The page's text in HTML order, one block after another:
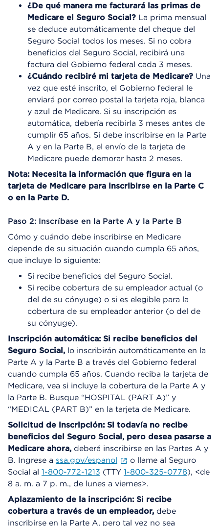
¿De qué manera me facturará las primas de
Medicare el Seguro Social? La prima mensual
se deduce automáticamente del cheque del
Seguro Social todos los meses. Si no cobra
beneficios del Seguro Social, recibirá una
factura del Gobierno federal cada 3 meses.
¿Cuándo recibiré mi tarjeta de Medicare? Una
vez que esté inscrito, el Gobierno federal le
enviará por correo postal la tarjeta roja, blanca
y azul de Medicare. Si su inscripción es
automática, debería recibirla 3 meses antes de
cumplir 65 años. Si debe inscribirse en la Parte
A y en la Parte B, el envío de la tarjeta de
Medicare puede demorar hasta 2 meses.
Nota: Necesita la información que figura en la
tarjeta de Medicare para inscribirse en la Parte C
o en la Parte D.
Paso 2: Inscríbase en la Parte A y la Parte B
Cómo y cuándo debe inscribirse en Medicare
depende de su situación cuando cumpla 65 años,
que incluye lo siguiente:
Si recibe beneficios del Seguro Social.
Si recibe cobertura de su empleador actual (o
del de su cónyuge) o si es elegible para la
cobertura de su empleador anterior (o del de
su cónyuge).
Inscripción automática: Si recibe beneficios del
Seguro Social, lo inscribirán automáticamente en la
Parte A y la Parte B a través del Gobierno federal
cuando cumpla 65 años. Cuando reciba la tarjeta de
Medicare, vea si incluye la cobertura de la Parte A y
la Parte B. Busque “HOSPITAL (PART A)” y
“MEDICAL (PART B)” en la tarjeta de Medicare.
Solicitud de inscripción: Si todavía no recibe
beneficios del Seguro Social, pero desea pasarse a
Medicare ahora, deberá inscribirse en las Partes A y
B. Ingrese a ssa.gov/espanol
o llame al Seguro
Social al 1-800-772-1213 (TTY 1-800-325-0778), <de
8 a. m. a 7 p. m., de lunes a viernes>.
Aplazamiento de la inscripción: Si recibe
cobertura a través de un empleador, debe
inscribirse en la Parte A, pero tal vez no sea